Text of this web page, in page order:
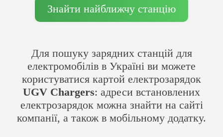
Для пошуку зарядних станцій для
електромобілів в Україні ви можете
користуватися картой електрозарядок
UGV Chargers: адреси встановлених
електрозарядок можна знайти на сайті
компанії, а також в мобільному додатку.
Знайти найближчу станцію